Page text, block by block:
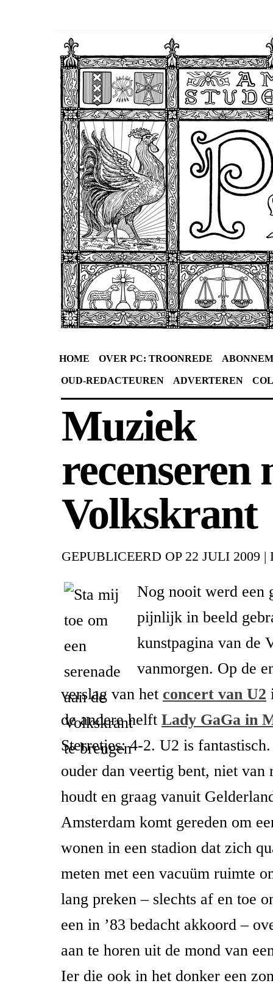
HOME OVER PC: TROONREDE
OUD-REDACTEUREN ADVERTEREN
Muziek
recenseren
Volkskrant
GEPUBLICEERD OP 22 JULI 2009 |
Nog nooit werd een
pijnlijk in beeld
kunstpagina van de
vanmorgen. Op de
verslag van het concert van U2
de andere helft Lady GaGa in
Sterretjes: 4-2. U2 is
ouder dan veertig bent, niet van
houdt en graag vanuit
Amsterdam komt gereden om
wonen in een stadion dat zich
meten met een vacuüm ruimte
lang preken – slechts af en toe
een in ’83 bedacht akkoord –
aan te horen uit de mond van
Ier die ook in het donker een